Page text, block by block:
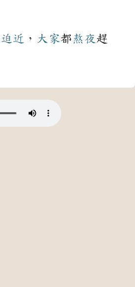
迫近 ， 大家都 熬夜 趕